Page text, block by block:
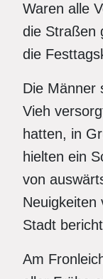
Waren alle
die Straßen
die
Die Männer
Vieh
hatten, in
hielten ein
von
Neuigkeiten
Stadt
Am